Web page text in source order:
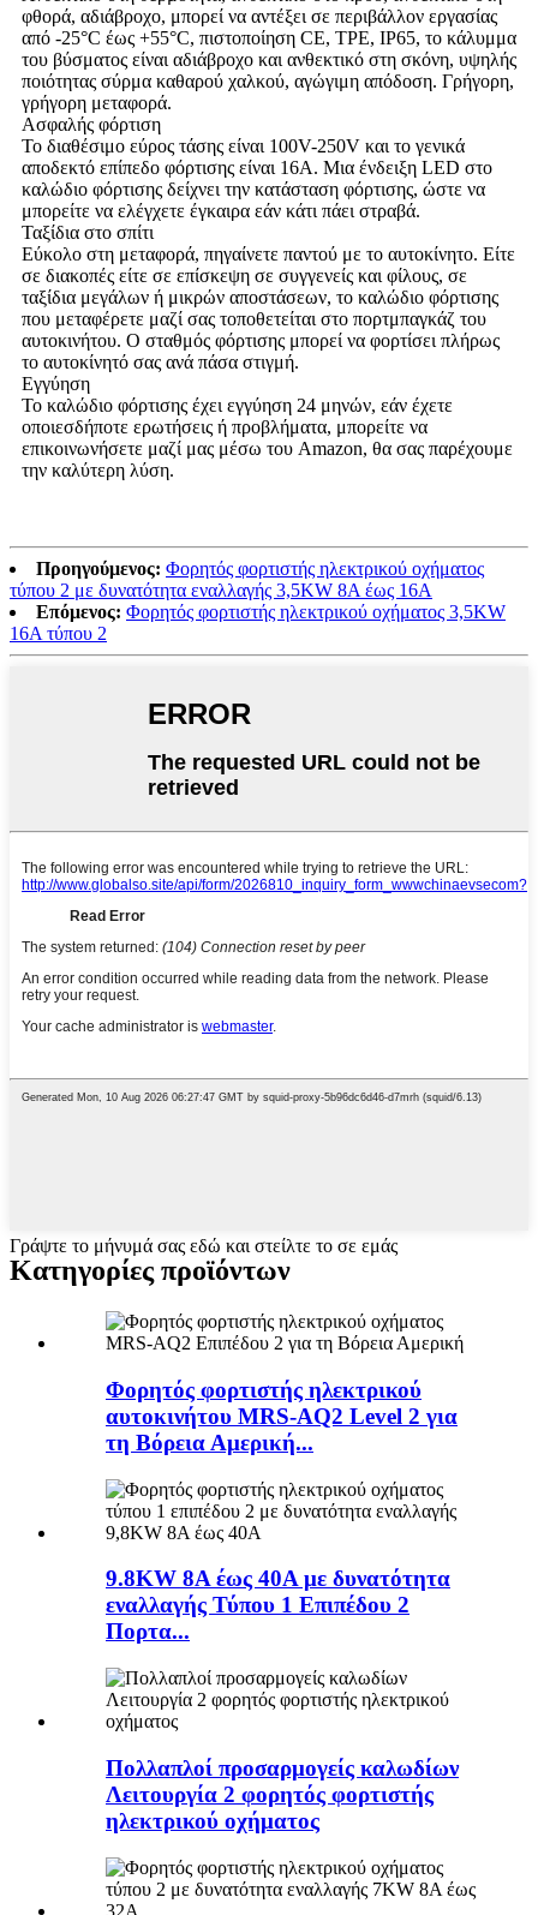
φθορά, αδιάβροχο, μπορεί να αντέξει σε περιβάλλον εργασίας
από -25°C έως +55°C, πιστοποίηση CE, TPE, IP65, το κάλυμμα
του βύσματος είναι αδιάβροχο και ανθεκτικό στη σκόνη, υψηλής
ποιότητας σύρμα καθαρού χαλκού, αγώγιμη απόδοση. Γρήγορη,
γρήγορη μεταφορά.
Ασφαλής φόρτιση
Το διαθέσιμο εύρος τάσης είναι 100V-250V και το γενικά
αποδεκτό επίπεδο φόρτισης είναι 16A. Μια ένδειξη LED στο
καλώδιο φόρτισης δείχνει την κατάσταση φόρτισης, ώστε να
μπορείτε να ελέγχετε έγκαιρα εάν κάτι πάει στραβά.
Ταξίδια στο σπίτι
Εύκολο στη μεταφορά, πηγαίνετε παντού με το αυτοκίνητο. Είτε
σε διακοπές είτε σε επίσκεψη σε συγγενείς και φίλους, σε
ταξίδια μεγάλων ή μικρών αποστάσεων, το καλώδιο φόρτισης
που μεταφέρετε μαζί σας τοποθετείται στο πορτμπαγκάζ του
αυτοκινήτου. Ο σταθμός φόρτισης μπορεί να φορτίσει πλήρως
το αυτοκίνητό σας ανά πάσα στιγμή.
Εγγύηση
Το καλώδιο φόρτισης έχει εγγύηση 24 μηνών, εάν έχετε
οποιεσδήποτε ερωτήσεις ή προβλήματα, μπορείτε να
επικοινωνήσετε μαζί μας μέσω του Amazon, θα σας παρέχουμε
την καλύτερη λύση.
Προηγούμενος: Φορητός φορτιστής ηλεκτρικού οχήματος
τύπου 2 με δυνατότητα εναλλαγής 3,5KW 8A έως 16A
Επόμενος: Φορητός φορτιστής ηλεκτρικού οχήματος 3,5KW
16A τύπου 2
Γράψτε το μήνυμά σας εδώ και στείλτε το σε εμάς
Κατηγορίες προϊόντων
Φορητός φορτιστής ηλεκτρικού
αυτοκινήτου MRS-AQ2 Level 2 για
τη Βόρεια Αμερική...
9.8KW 8A έως 40A με δυνατότητα
εναλλαγής Τύπου 1 Επιπέδου 2
Πορτα...
Πολλαπλοί προσαρμογείς καλωδίων
Λειτουργία 2 φορητός φορτιστής
ηλεκτρικού οχήματος